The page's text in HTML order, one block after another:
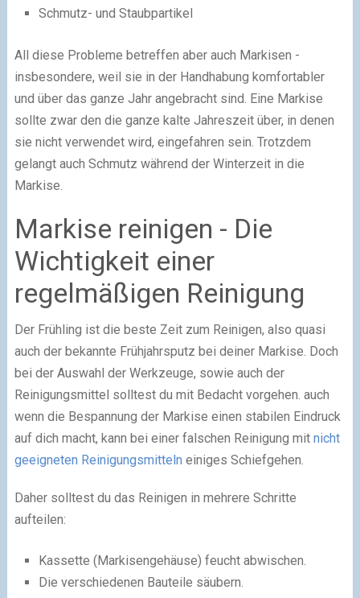
Schmutz- und Staubpartikel
All diese Probleme betreffen aber auch Markisen -
insbesondere, weil sie in der Handhabung komfortabler
und über das ganze Jahr angebracht sind. Eine Markise
sollte zwar den die ganze kalte Jahreszeit über, in denen
sie nicht verwendet wird, eingefahren sein. Trotzdem
gelangt auch Schmutz während der Winterzeit in die
Markise.
Markise reinigen - Die
Wichtigkeit einer
regelmäßigen Reinigung
Der Frühling ist die beste Zeit zum Reinigen, also quasi
auch der bekannte Frühjahrsputz bei deiner Markise. Doch
bei der Auswahl der Werkzeuge, sowie auch der
Reinigungsmittel solltest du mit Bedacht vorgehen. auch
wenn die Bespannung der Markise einen stabilen Eindruck
auf dich macht, kann bei einer falschen Reinigung mit nicht
geeigneten Reinigungsmitteln einiges Schiefgehen.
Daher solltest du das Reinigen in mehrere Schritte
aufteilen:
Kassette (Markisengehäuse) feucht abwischen.
Die verschiedenen Bauteile säubern.